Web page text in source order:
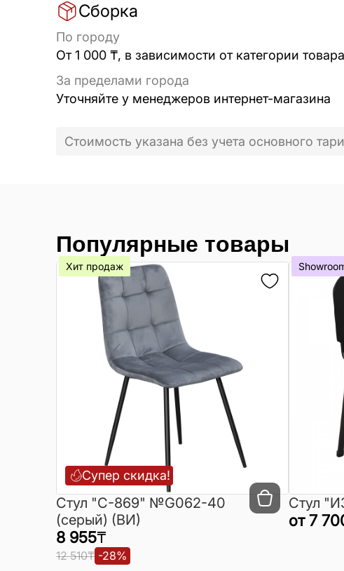
Сборка
По городу
От 1 000 ₸, в зависимости от категории товара
За пределами города
Уточняйте у менеджеров интернет-магазина
Стоимость указана без учета основного
Популярные товары
Супер скидка!
Хит продаж
Cтул "C-869" №G062-40
(серый) (ВИ)
8 955₸
12 510₸ -28%
Стул
от 7